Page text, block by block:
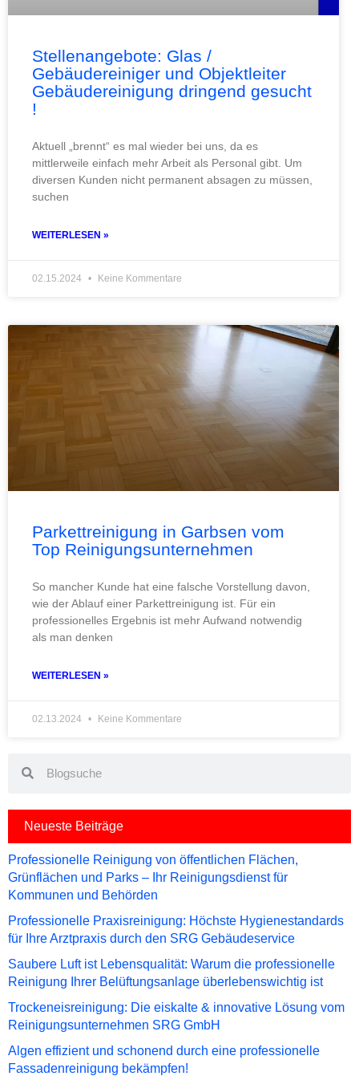
Stellenangebote: Glas /
Gebäudereiniger und Objektleiter
Gebäudereinigung dringend gesucht
!
Aktuell „brennt“ es mal wieder bei uns, da es
mittlerweile einfach mehr Arbeit als Personal gibt. Um
diversen Kunden nicht permanent absagen zu müssen,
suchen
WEITERLESEN »
02.15.2024 Keine Kommentare
Parkettreinigung in Garbsen vom
Top Reinigungsunternehmen
So mancher Kunde hat eine falsche Vorstellung davon,
wie der Ablauf einer Parkettreinigung ist. Für ein
professionelles Ergebnis ist mehr Aufwand notwendig
als man denken
WEITERLESEN »
02.13.2024 Keine Kommentare
Neueste Beiträge
Professionelle Reinigung von öffentlichen Flächen,
Grünflächen und Parks – Ihr Reinigungsdienst für
Kommunen und Behörden
Professionelle Praxisreinigung: Höchste Hygienestandards
für Ihre Arztpraxis durch den SRG Gebäudeservice
Saubere Luft ist Lebensqualität: Warum die professionelle
Reinigung Ihrer Belüftungsanlage überlebenswichtig ist
Trockeneisreinigung: Die eiskalte & innovative Lösung vom
Reinigungsunternehmen SRG GmbH
Algen effizient und schonend durch eine professionelle
Fassadenreinigung bekämpfen!